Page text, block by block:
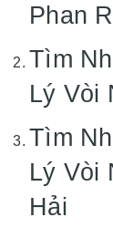
Phan
Tìm
Lý Vòi
Tìm
Lý Vòi
Hải